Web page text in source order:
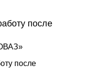
после
после